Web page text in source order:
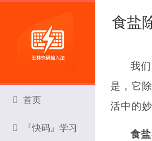
食盐
我
是，它
活中的
食
首页
『快码』学习